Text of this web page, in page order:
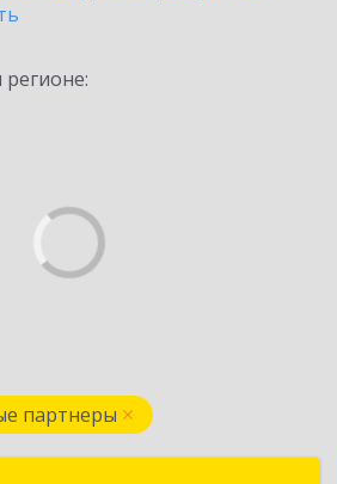
партнеры